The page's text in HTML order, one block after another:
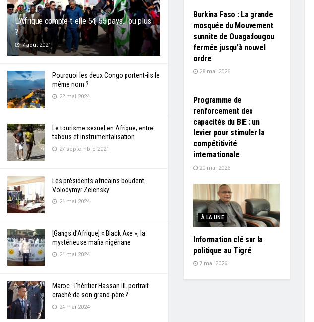
L’Afrique compte-t-elle 54, 55 pays… ou plus
?
7 août 2021
Pourquoi les deux Congo portent-ils le
même nom ?
22 mai 2024
Le tourisme sexuel en Afrique, entre
tabous et instrumentalisation
27 septembre 2021
Les présidents africains boudent
Volodymyr Zelensky
24 mai 2024
[Gangs d’Afrique] « Black Axe », la
mystérieuse mafia nigériane
24 mai 2024
Maroc : l’héritier Hassan III, portrait
craché de son grand-père ?
24 mai 2024
Burkina Faso : La grande
mosquée du Mouvement
sunnite de Ouagadougou
fermée jusqu’à nouvel
ordre
28 mai 2026
Programme de
renforcement des
capacités du BIE : un
levier pour stimuler la
compétitivité
internationale
20 mai 2026
À LA UNE
Information clé sur la
politique au Tigré
7 mai 2026